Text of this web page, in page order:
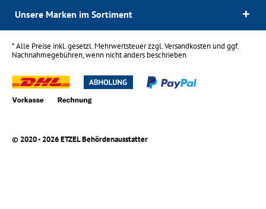
Unsere Marken im Sortiment
* Alle Preise inkl. gesetzl. Mehrwertsteuer zzgl.Versandkostenund ggf.
Nachnahmegebühren, wenn nicht anders beschrieben
© 2020 - 2026 ETZEL Behördenausstatter